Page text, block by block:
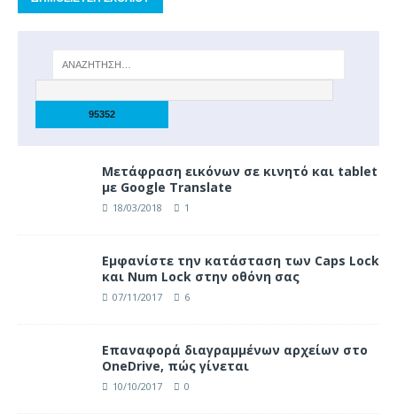
Μετάφραση εικόνων σε κινητό και tablet
με Google Translate
18/03/2018 1
Eμφανίστε την κατάσταση των Caps Lock
και Num Lock στην οθόνη σας
07/11/2017 6
Επαναφορά διαγραμμένων αρχείων στο
OneDrive, πώς γίνεται
10/10/2017 0